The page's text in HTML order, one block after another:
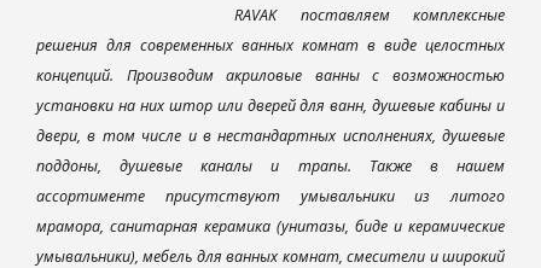
RAVAK поставляем комплексные
решения для современных ванных комнат в виде целостных
концепций. Производим акриловые ванны с возможностью
установки на них штор или дверей для ванн, душевые кабины и
двери, в том числе и в нестандартных исполнениях, душевые
поддоны, душевые каналы и трапы. Также в нашем
ассортименте присутствуют умывальники из литого
мрамора, санитарная керамика (унитазы, биде и керамические
умывальники), мебель для ванных комнат, смесители и широкий